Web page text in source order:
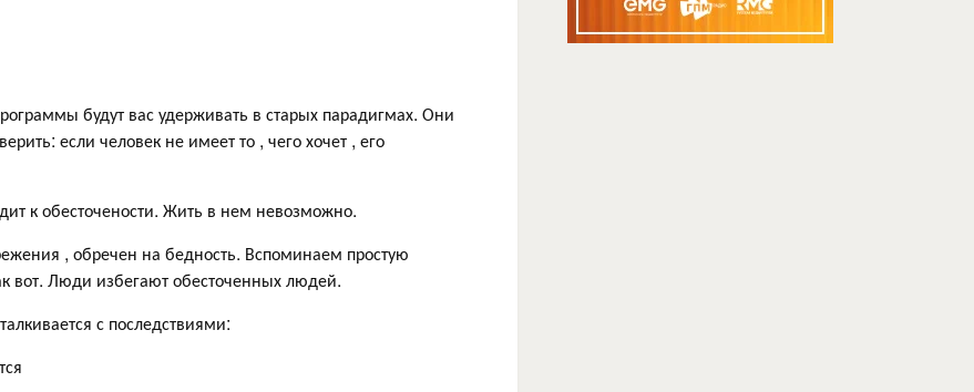
будут вас удерживать в старых парадигмах. Они
если человек не имеет то , чего хочет , его
к обесточености. Жить в нем невозможно.
, обречен на бедность. Вспоминаем простую
вот. Люди избегают обесточенных людей.
с последствиями: